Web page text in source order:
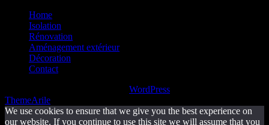
Home
Isolation
Rénovation
Aménagement extérieur
Décoration
Contact
WordPress
ThemeArile
We use cookies to ensure that we give you the best experience on
our website. If you continue to use this site we will assume that you